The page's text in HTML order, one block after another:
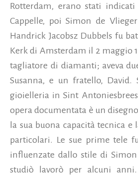
Rotterdam, erano stati
Cappelle, poi Simon de
Handrick Jacobsz Dubbels fu
Kerk di Amsterdam il 2 maggio
tagliatore di diamanti; aveva
Susanna, e un fratello, David.
gioielleria in Sint
opera documentata è un
la sua buona capacità tecnica e
particolari. Le sue prime tele
influenzate dallo stile di Simon
studiò lavorò per alcuni